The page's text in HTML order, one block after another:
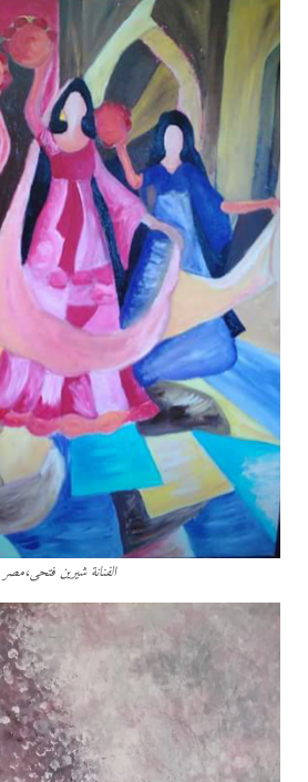
الفنانة شيرين فتحى،مصر